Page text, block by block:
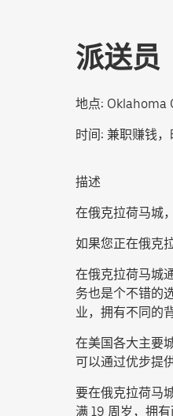
派送员
地点: Oklahoma
时间: 兼职赚钱
描述
在俄克拉荷马城
如果您正在俄克
在俄克拉荷马城
务也是个不错的
业，拥有不同的
在美国各大主要
可以通过优步提
要在俄克拉荷马
满 19 周岁，拥